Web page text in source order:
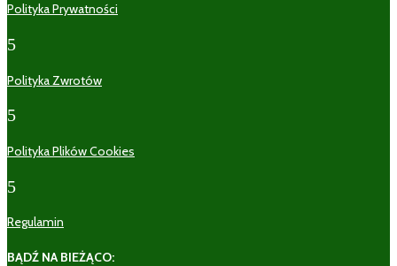
Polityka Prywatności
5
Polityka Zwrotów
5
Polityka Plików Cookies
5
Regulamin
BĄDŹ NA BIEŻĄCO: